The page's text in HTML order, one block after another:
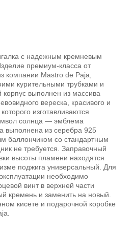
с надежным кремневым
премиум-класса от
компании Mastro de Paja,
курительными трубками и
выполнен из массива
вереска, красивого и
изготавливаются
солнца — эмблема
выполнена из серебра 925
баллончиком со стандартным
не требуется. Заправочный
высоты пламени находятся
поджига универсальный. Для
необходимо
винт в верхней части
кремень и заменить на новый.
кисете и подарочной коробке